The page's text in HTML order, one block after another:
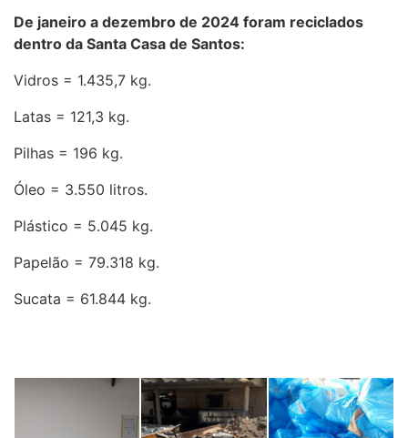
De janeiro a dezembro de 2024 foram reciclados
dentro da Santa Casa de Santos:
Vidros = 1.435,7 kg.
Latas = 121,3 kg.
Pilhas = 196 kg.
Óleo = 3.550 litros.
Plástico = 5.045 kg.
Papelão = 79.318 kg.
Sucata = 61.844 kg.